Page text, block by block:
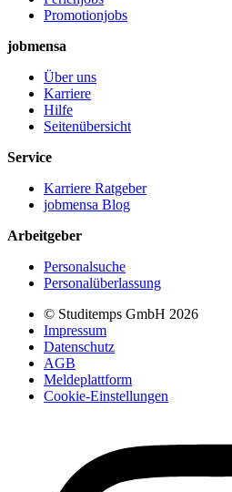
Promotionjobs
jobmensa
Über uns
Karriere
Hilfe
Seitenübersicht
Service
Karriere Ratgeber
jobmensa Blog
Arbeitgeber
Personalsuche
Personalüberlassung
© Studitemps GmbH 2026
Impressum
Datenschutz
AGB
Meldeplattform
Cookie-Einstellungen